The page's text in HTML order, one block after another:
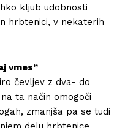
kljub udobnosti
hrbtenici, v nekaterih
vmes”
čevljev z dva- do
ta način omogoči
zmanjša pa se tudi